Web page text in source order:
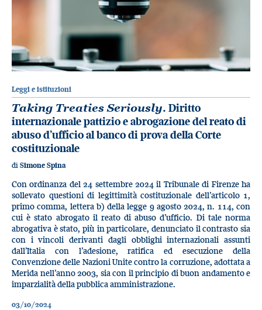
Leggi e istituzioni
Taking Treaties Seriously. Diritto
internazionale pattizio e abrogazione del reato di
abuso d’ufficio al banco di prova della Corte
costituzionale
di Simone Spina
Con ordinanza del 24 settembre 2024 il Tribunale di Firenze ha
sollevato questioni di legittimità costituzionale dell’articolo 1,
primo comma, lettera b) della legge 9 agosto 2024, n. 114, con
cui è stato abrogato il reato di abuso d’ufficio. Di tale norma
abrogativa è stato, più in particolare, denunciato il contrasto sia
con i vincoli derivanti dagli obblighi internazionali assunti
dall’Italia con l’adesione, ratifica ed esecuzione della
Convenzione delle Nazioni Unite contro la corruzione, adottata a
Merida nell’anno 2003, sia con il principio di buon andamento e
imparzialità della pubblica amministrazione.
03/10/2024